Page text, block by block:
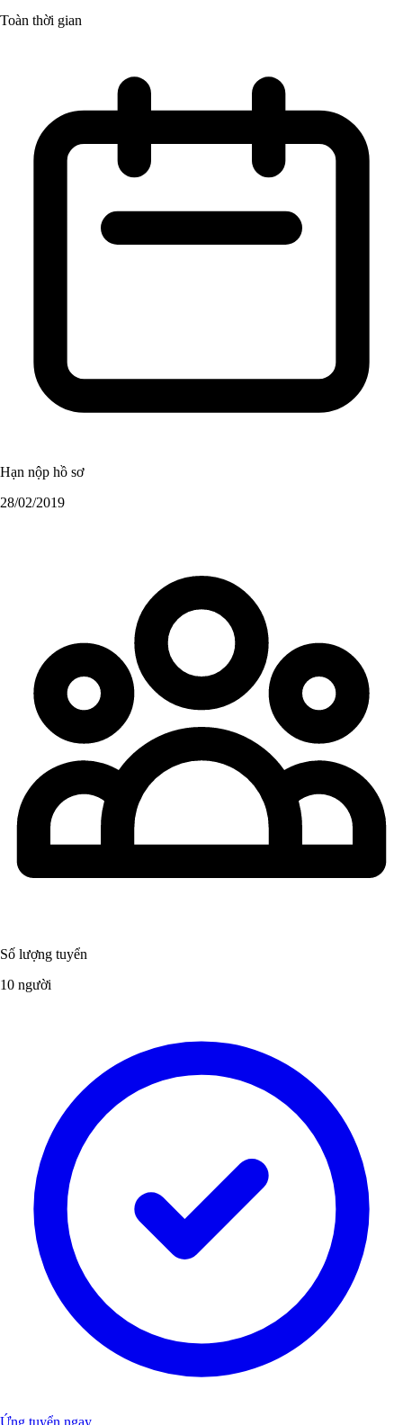
Toàn thời gian
Hạn nộp hồ sơ
28/02/2019
Số lượng tuyển
10 người
Ứng tuyển ngay